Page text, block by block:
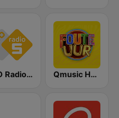
NPO Radio 5 Qmusic Het Foute Uur